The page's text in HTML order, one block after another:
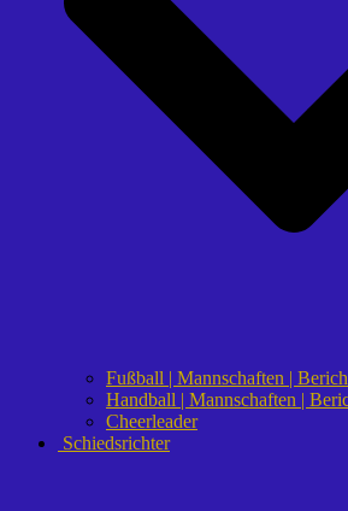
Fußball | Mannschaften |
Handball | Mannschaften |
Cheerleader
Schiedsrichter